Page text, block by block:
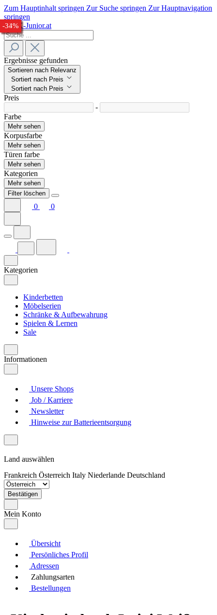
Zum Hauptinhalt springen Zur Suche springen Zur Hauptnavigation
springen
Ergebnisse gefunden
Sortieren nach Relevanz
Sortiert nach Preis
Sortiert nach Preis
Preis
-
Farbe
Mehr sehen
Korpusfarbe
Mehr sehen
Türen farbe
Mehr sehen
Kategorien
Mehr sehen
Filter löschen
0 0
Kategorien
Kinderbetten
Möbelserien
Schränke & Aufbewahrung
Spielen & Lernen
Sale
Informationen
Unsere Shops
Job / Karriere
Newsletter
Hinweise zur Batterieentsorgung
Land auswählen
Frankreich Österreich Italy Niederlande Deutschland
Bestätigen
Mein Konto
Übersicht
Persönliches Profil
Adressen
Zahlungsarten
Bestellungen
-28%
-28%
-24%
-30%
-28%
-27%
-33%
-34%